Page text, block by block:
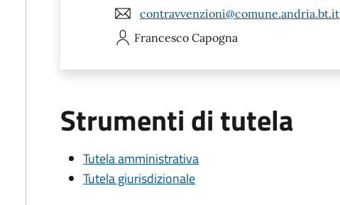
contravvenzioni@comune.andria.bt.it
Francesco Capogna
Strumenti di tutela
Tutela amministrativa
Tutela giurisdizionale